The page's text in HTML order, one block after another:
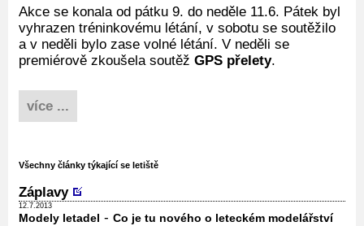
Akce se konala od pátku 9. do neděle 11.6. Pátek byl
vyhrazen tréninkovému létání, v sobotu se soutěžilo
a v neděli bylo zase volné létání. V neděli se
premiérově zkoušela soutěž GPS přelety.
více ...
Všechny články týkající se letiště
Záplavy
12.7.2013
Modely letadel - Co je tu nového o leteckém modelářství